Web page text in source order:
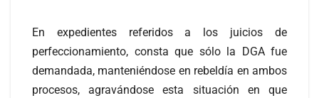
En expedientes referidos a los juicios de
perfeccionamiento, consta que sólo la DGA fue
demandada, manteniéndose en rebeldía en ambos
procesos, agravándose esta situación en que